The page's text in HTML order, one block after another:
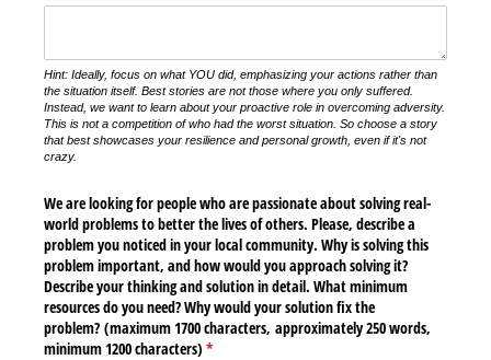
Hint: Ideally, focus on what YOU did, emphasizing your actions rather than
the situation itself. Best stories are not those where you only suffered.
Instead, we want to learn about your proactive role in overcoming adversity.
This is not a competition of who had the worst situation. So choose a story
that best showcases your resilience and personal growth, even if it's not
crazy.
We are looking for people who are passionate about solving real-
world problems to better the lives of others. Please, describe a
problem you noticed in your local community. Why is solving this
problem important, and how would you approach solving it?
Describe your thinking and solution in detail. What minimum
resources do you need? Why would your solution fix the
problem? (maximum 1700 characters, approximately 250 words,
minimum 1200 characters) *
(required)